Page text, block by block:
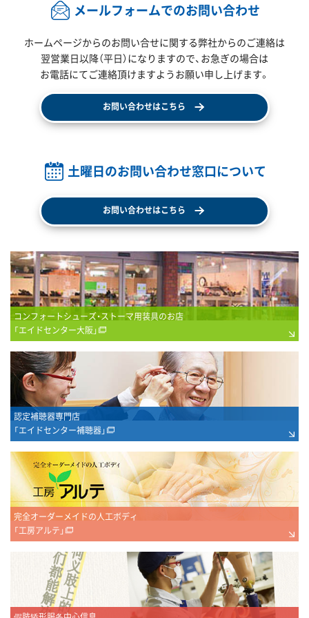
メールフォームでのお問い合わせ
ホームページからのお問い合せに関する弊社からのご連絡は
翌営業日以降（平日）になりますので、 お急ぎの場合は
お電話にてご連絡頂けますようお願い申し上げます。
お問い合わせはこちら
土曜日のお問い合わせ窓口について
お問い合わせはこちら
コンフォートシューズ・ストーマ用装具のお店
「エイドセンター大阪」
認定補聴器専門店
「エイドセンター補聴器」
完全オーダーメイドの人工ボディ
「工房アルテ」